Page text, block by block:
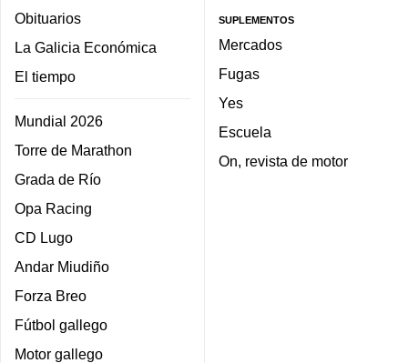
Obituarios
La Galicia Económica
El tiempo
Mundial 2026
Torre de Marathon
Grada de Río
Opa Racing
CD Lugo
Andar Miudiño
Forza Breo
Fútbol gallego
Motor gallego
SUPLEMENTOS
Mercados
Fugas
Yes
Escuela
On, revista de motor